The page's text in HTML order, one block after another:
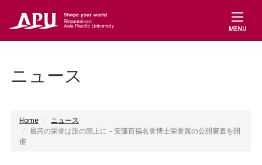
MENU
ニュース
Home
ニュース
最高の栄誉は誰の頭上に－安藤百福名誉博士栄誉賞の公開審査を開
催